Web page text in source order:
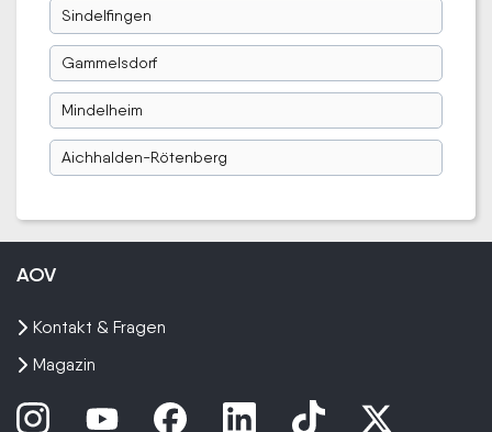
Sindelfingen
Gammelsdorf
Mindelheim
Aichhalden-Rötenberg
AOV
Kontakt & Fragen
Magazin